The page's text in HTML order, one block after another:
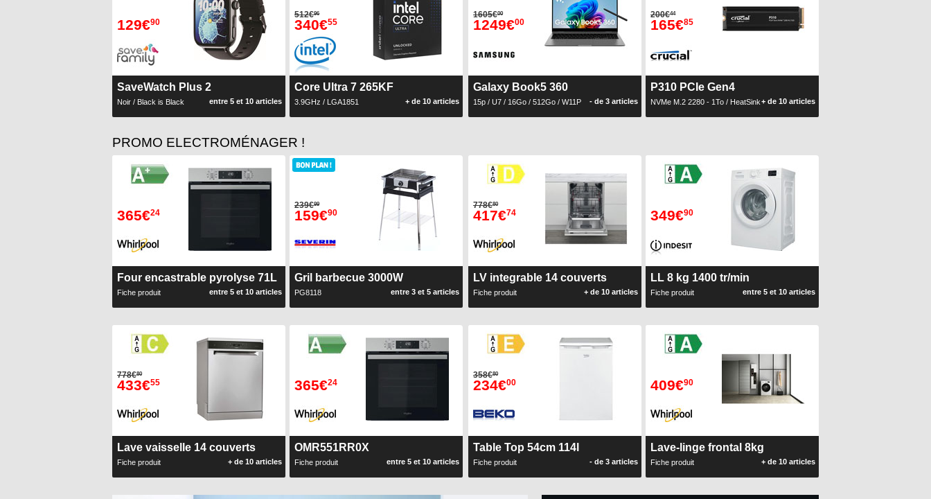
129€90
SaveWatch Plus 2
Noir / Black is Black entre 5 et 10 articles
512€96
340€55
Core Ultra 7 265KF
3.9GHz / LGA1851 + de 10 articles
1605€00
1249€00
Galaxy Book5 360
15p / U7 / 16Go / 512Go / W11P - de 3 articles
200€44
165€85
P310 PCIe Gen4
NVMe M.2 2280 - 1To / HeatSink+ de 10 articles
PROMO ELECTROMÉNAGER !
365€24
Four encastrable pyrolyse 71L
Fiche produit entre 5 et 10 articles
239€99
159€90
Gril barbecue 3000W
PG8118 entre 3 et 5 articles
778€80
417€74
LV integrable 14 couverts
Fiche produit + de 10 articles
349€90
LL 8 kg 1400 tr/min
Fiche produit entre 5 et 10 articles
778€80
433€55
Lave vaisselle 14 couverts
Fiche produit + de 10 articles
365€24
OMR551RR0X
Fiche produit entre 5 et 10 articles
358€80
234€00
Table Top 54cm 114l
Fiche produit - de 3 articles
409€90
Lave-linge frontal 8kg
Fiche produit + de 10 articles